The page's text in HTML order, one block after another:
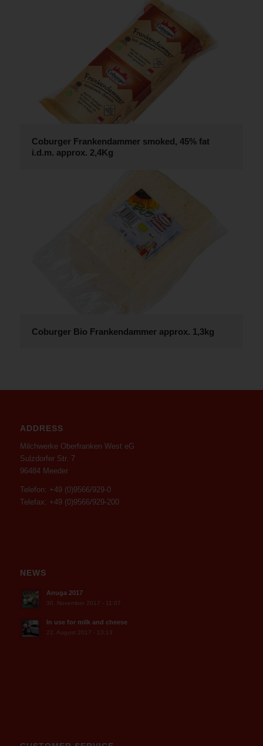
Coburger Frankendammer smoked, 45% fat
i.d.m. approx. 2,4Kg
Coburger Bio Frankendammer approx. 1,3kg
ADDRESS
Milchwerke Oberfranken West eG
Sulzdorfer Str. 7
96484 Meeder
Telefon: +49 (0)9566/929-0
Telefax: +49 (0)9566/929-200
NEWS
Anuga 2017
30. November 2017 - 11:07
In use for milk and cheese
22. August 2017 - 13:13